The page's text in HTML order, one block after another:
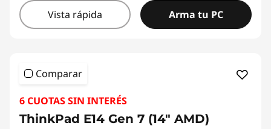
Vista rápida Arma tu PC
Comparar
6 CUOTAS SIN INTERÉS
ThinkPad E14 Gen 7 (14" AMD)